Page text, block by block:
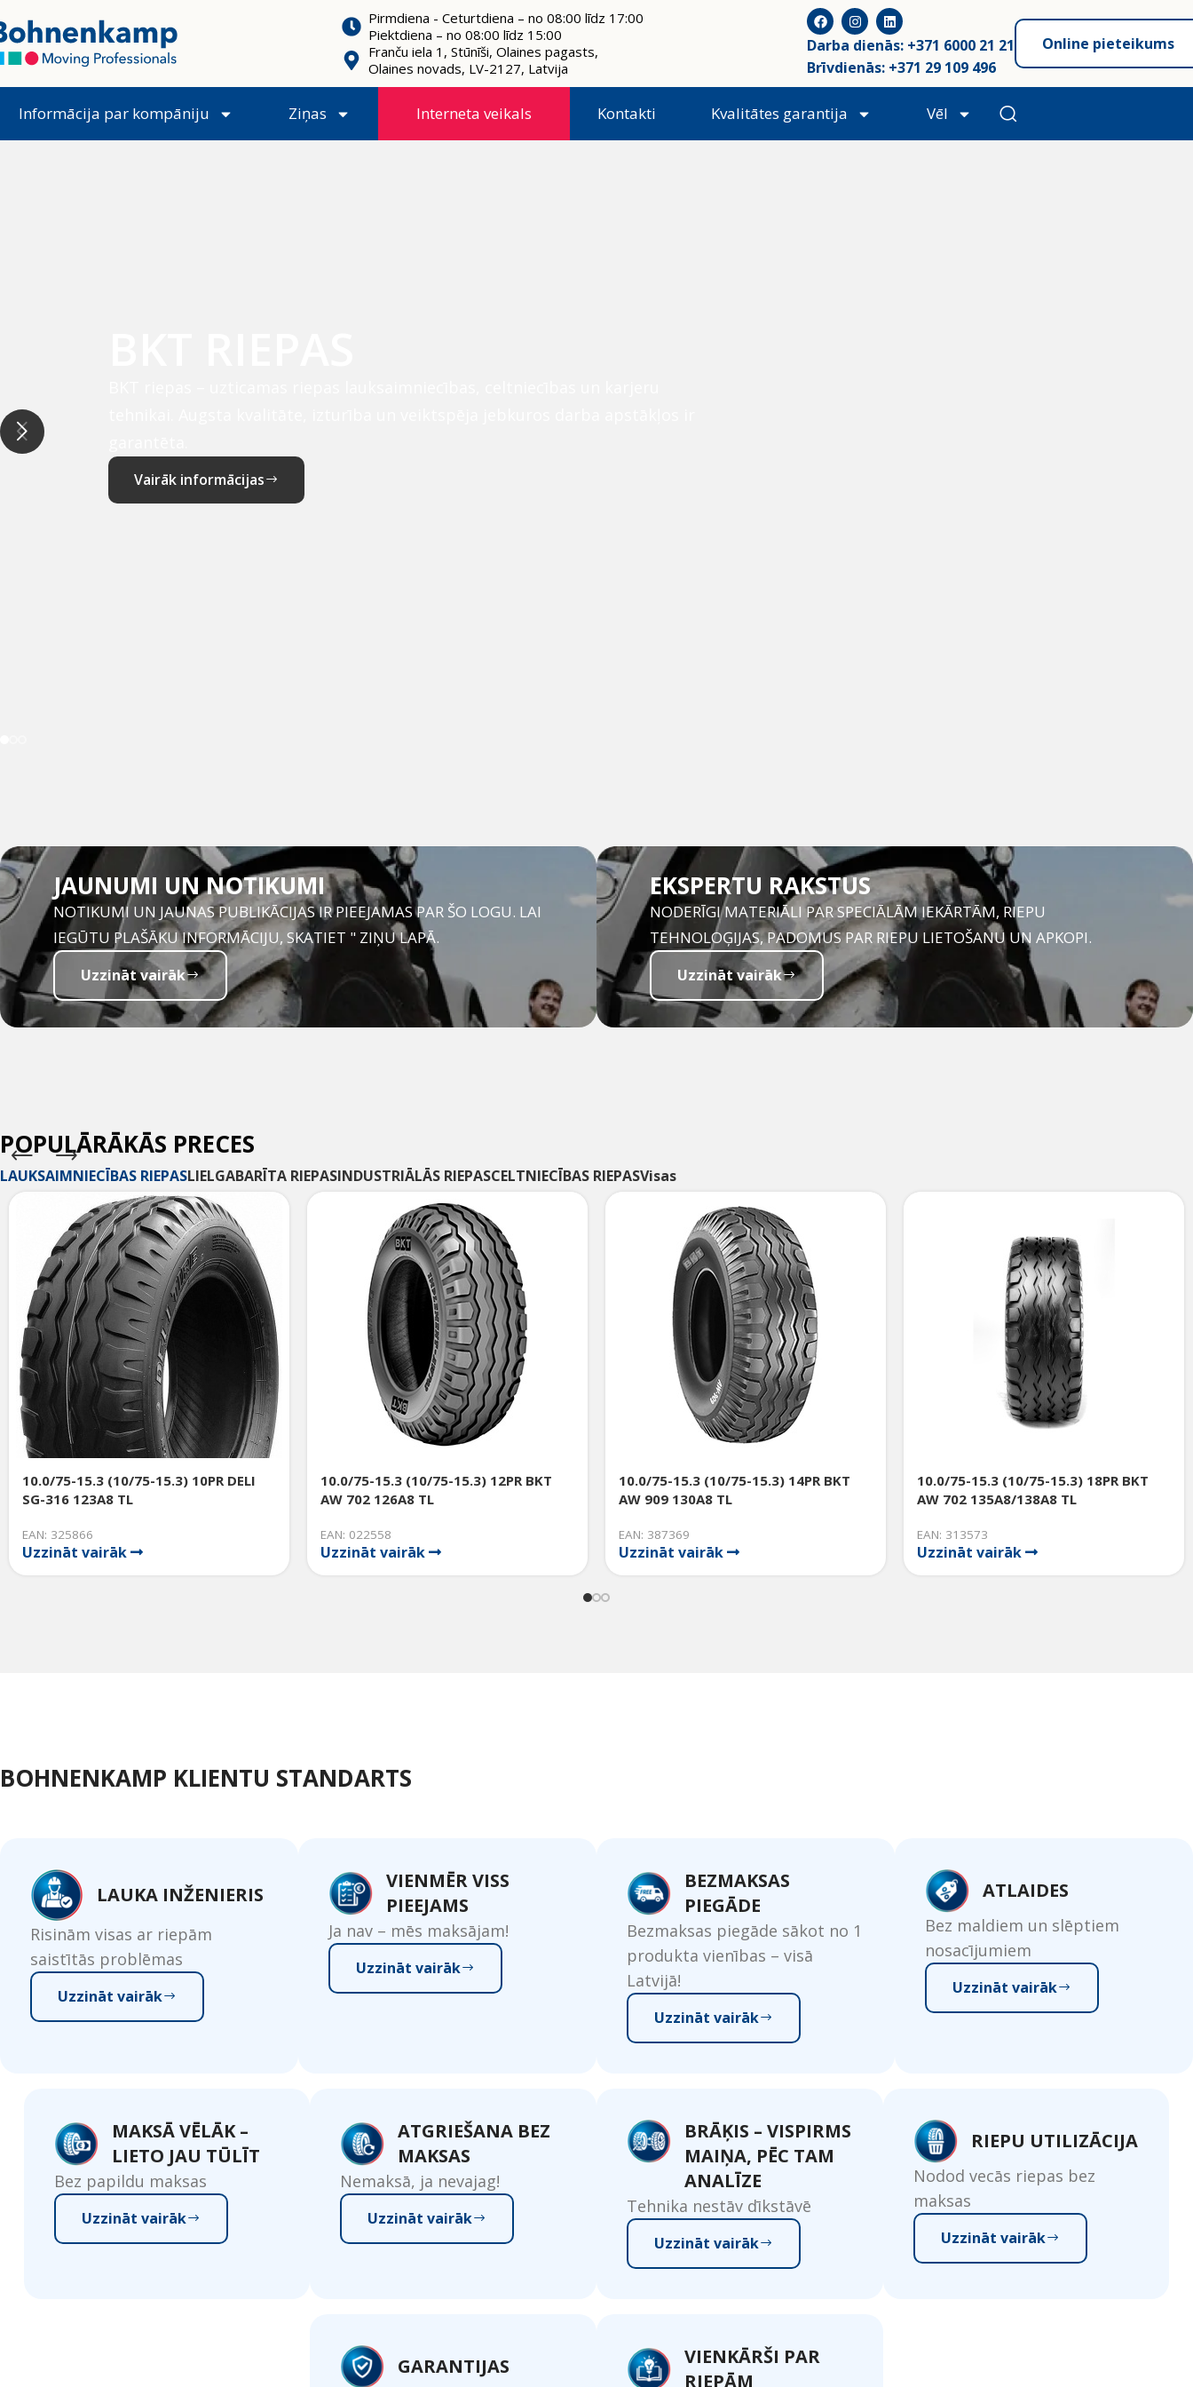
Pirmdiena - Ceturtdiena – no 08:00 līdz 17:00
Piektdiena – no 08:00 līdz 15:00
Franču iela 1, Stūnīši, Olaines pagasts,
Olaines novads, LV-2127, Latvija
Darba dienās: +371 6000 21 21
Brīvdienās: +371 29 109 496
Online pieteikums
Informācija par kompāniju Ziņas Interneta veikals Kontakti Kvalitātes garantija Vēl
Vairāk informācijas
JAUNUMI UN NOTIKUMI
NOTIKUMI UN JAUNAS PUBLIKĀCIJAS IR PIEEJAMAS PAR ŠO LOGU. LAI
IEGŪTU PLAŠĀKU INFORMĀCIJU, SKATIET " ZIŅU LAPĀ.
Uzzināt vairāk
EKSPERTU RAKSTUS
NODERĪGI MATERIĀLI PAR SPECIĀLĀM IEKĀRTĀM, RIEPU
TEHNOLOĢIJAS, PADOMUS PAR RIEPU LIETOŠANU UN APKOPI.
Uzzināt vairāk
POPULĀRĀKĀS PRECES
LAUKSAIMNIECĪBAS RIEPASLIELGABARĪTA RIEPASINDUSTRIĀLĀS RIEPASCELTNIECĪBAS RIEPASVisas
10.0/75-15.3 (10/75-15.3) 10PR DELI
SG-316 123A8 TL
EAN: 325866
Uzzināt vairāk
10.0/75-15.3 (10/75-15.3) 12PR BKT
AW 702 126A8 TL
EAN: 022558
Uzzināt vairāk
10.0/75-15.3 (10/75-15.3) 14PR BKT
AW 909 130A8 TL
EAN: 387369
Uzzināt vairāk
10.0/75-15.3 (10/75-15.3) 18PR BKT
AW 702 135A8/138A8 TL
EAN: 313573
Uzzināt vairāk
BOHNENKAMP KLIENTU STANDARTS
LAUKA INŽENIERIS
Risinām visas ar riepām
saistītās problēmas
Uzzināt vairāk
VIENMĒR VISS
PIEEJAMS
Ja nav – mēs maksājam!
Uzzināt vairāk
BEZMAKSAS
PIEGĀDE
Bezmaksas piegāde sākot no 1
produkta vienības – visā
Latvijā!
Uzzināt vairāk
ATLAIDES
Bez maldiem un slēptiem
nosacījumiem
Uzzināt vairāk
MAKSĀ VĒLĀK –
LIETO JAU TŪLĪT
Bez papildu maksas
Uzzināt vairāk
ATGRIEŠANA BEZ
MAKSAS
Nemaksā, ja nevajag!
Uzzināt vairāk
BRĀĶIS – VISPIRMS
MAIŅA, PĒC TAM
ANALĪZE
Tehnika nestāv dīkstāvē
Uzzināt vairāk
RIEPU UTILIZĀCIJA
Nodod vecās riepas bez
maksas
Uzzināt vairāk
GARANTIJAS
VIENKĀRŠI PAR
RIEPĀM